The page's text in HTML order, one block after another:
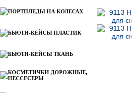
ПОРТПЛЕДЫ НА КОЛЕСАХ
БЬЮТИ-КЕЙСЫ ПЛАСТИК
БЬЮТИ-КЕЙСЫ ТКАНЬ
КОСМЕТИЧКИ ДОРОЖНЫЕ,
НЕССЕСЕРЫ